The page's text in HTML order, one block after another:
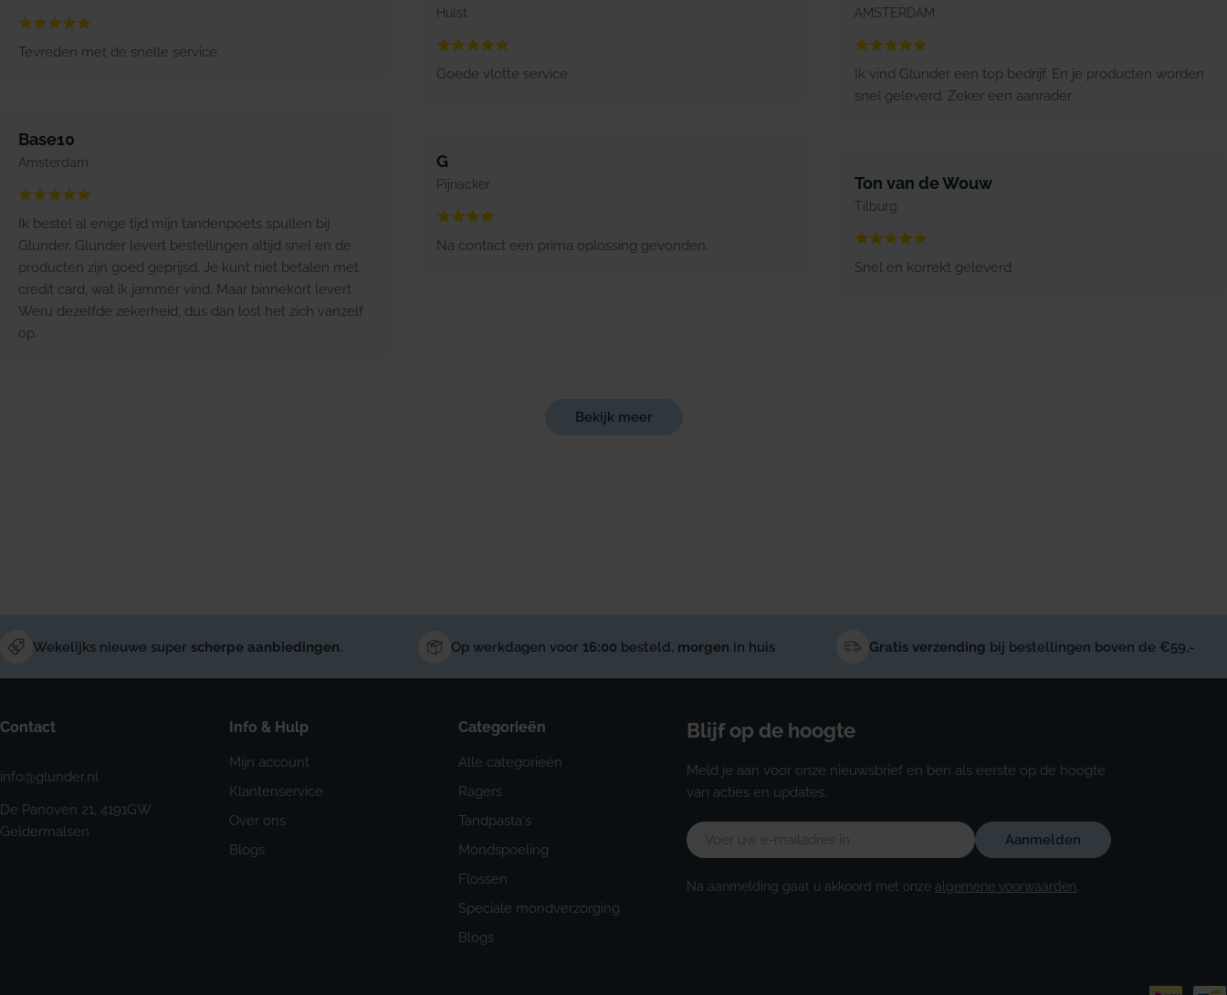
Tevreden met de snelle service.
Hulst
Goede vlotte service
AMSTERDAM
Ik vind Glunder een top bedrijf. En je producten worden
snel geleverd. Zeker een aanrader.
Base10
Amsterdam
Ik bestel al enige tijd mijn tandenpoets spullen bij
Glunder. Glunder levert bestellingen altijd snel en de
producten zijn goed geprijsd. Je kunt niet betalen met
credit card, wat ik jammer vind. Maar binnekort levert
Weru dezelfde zekerheid, dus dan lost het zich vanzelf
op.
G
Pijnacker
Na contact een prima oplossing gevonden.
Ton van de Wouw
Tilburg
Snel en korrekt geleverd
Bekijk meer
Wekelijks nieuwe super scherpe aanbiedingen. Op werkdagen voor 16:00 besteld, morgen in huis Gratis verzending bij bestellingen boven de €59,-
Contact
info@glunder.nl
De Panoven 21, 4191GW
Geldermalsen
Info & Hulp
Mijn account
Klantenservice
Over ons
Blogs
Categorieën
Alle categorieën
Ragers
Tandpasta's
Mondspoeling
Flossen
Speciale mondverzorging
Blogs
Blijf op de hoogte
Meld je aan voor onze nieuwsbrief en ben als eerste op de hoogte
van acties en updates.
E-
mail
Aanmelden
Na aanmelding gaat u akkoord met onze algemene voorwaarden